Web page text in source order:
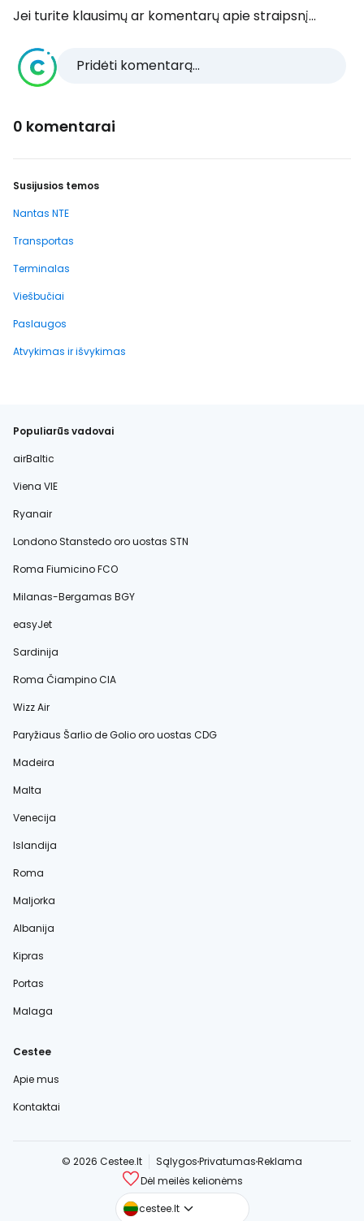
Jei turite klausimų ar komentarų apie straipsnį...
Pridėti komentarą...
0 komentarai
Susijusios temos
Nantas NTE
Transportas
Terminalas
Viešbučiai
Paslaugos
Atvykimas ir išvykimas
Populiarūs vadovai
airBaltic
Viena VIE
Ryanair
Londono Stanstedo oro uostas STN
Roma Fiumicino FCO
Milanas-Bergamas BGY
easyJet
Sardinija
Roma Čiampino CIA
Wizz Air
Paryžiaus Šarlio de Golio oro uostas CDG
Madeira
Malta
Venecija
Islandija
Roma
Maljorka
Albanija
Kipras
Portas
Malaga
Cestee
Apie mus
Kontaktai
© 2026 Cestee.lt SąlygosPrivatumasReklama
Dėl meilės kelionėms
cestee.lt
cestee.com